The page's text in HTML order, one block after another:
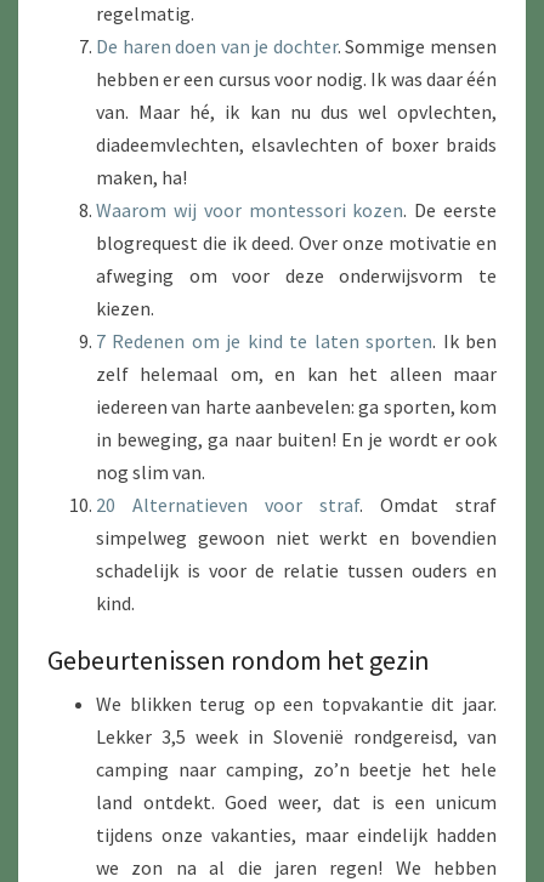
regelmatig.
De haren doen van je dochter. Sommige mensen
hebben er een cursus voor nodig. Ik was daar één
van. Maar hé, ik kan nu dus wel opvlechten,
diadeemvlechten, elsavlechten of boxer braids
maken, ha!
Waarom wij voor montessori kozen. De eerste
blogrequest die ik deed. Over onze motivatie en
afweging om voor deze onderwijsvorm te
kiezen.
7 Redenen om je kind te laten sporten. Ik ben
zelf helemaal om, en kan het alleen maar
iedereen van harte aanbevelen: ga sporten, kom
in beweging, ga naar buiten! En je wordt er ook
nog slim van.
20 Alternatieven voor straf. Omdat straf
simpelweg gewoon niet werkt en bovendien
schadelijk is voor de relatie tussen ouders en
kind.
Gebeurtenissen rondom het gezin
We blikken terug op een topvakantie dit jaar.
Lekker 3,5 week in Slovenië rondgereisd, van
camping naar camping, zo’n beetje het hele
land ontdekt. Goed weer, dat is een unicum
tijdens onze vakanties, maar eindelijk hadden
we zon na al die jaren regen! We hebben